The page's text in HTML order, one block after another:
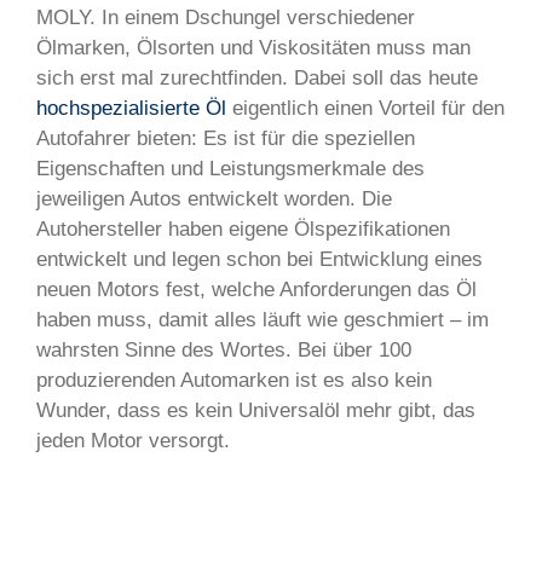
MOLY. In einem Dschungel verschiedener
Ölmarken, Ölsorten und Viskositäten muss man
sich erst mal zurechtfinden. Dabei soll das heute
hochspezialisierte Öl eigentlich einen Vorteil für den
Autofahrer bieten: Es ist für die speziellen
Eigenschaften und Leistungsmerkmale des
jeweiligen Autos entwickelt worden. Die
Autohersteller haben eigene Ölspezifikationen
entwickelt und legen schon bei Entwicklung eines
neuen Motors fest, welche Anforderungen das Öl
haben muss, damit alles läuft wie geschmiert – im
wahrsten Sinne des Wortes. Bei über 100
produzierenden Automarken ist es also kein
Wunder, dass es kein Universalöl mehr gibt, das
jeden Motor versorgt.